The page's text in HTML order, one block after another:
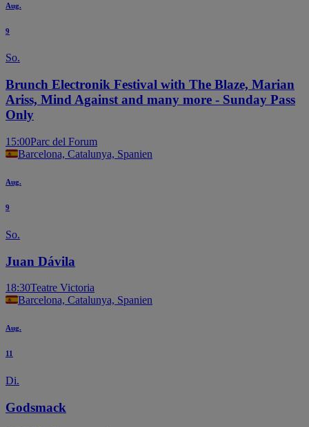
Aug.
9
So.
Brunch Electronik Festival with The Blaze, Marian
Ariss, Mind Against and many more - Sunday Pass
Only
15:00Parc del Forum
Barcelona, Catalunya, Spanien
Aug.
9
So.
Juan Dávila
18:30Teatre Victoria
Barcelona, Catalunya, Spanien
Aug.
11
Di.
Godsmack